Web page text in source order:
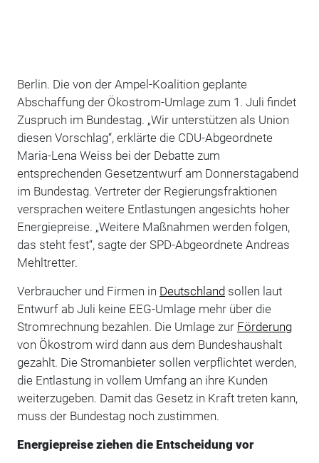
Berlin. Die von der Ampel-Koalition geplante
Abschaffung der Ökostrom-Umlage zum 1. Juli findet
Zuspruch im Bundestag. „Wir unterstützen als Union
diesen Vorschlag“, erklärte die CDU-Abgeordnete
Maria-Lena Weiss bei der Debatte zum
entsprechenden Gesetzentwurf am Donnerstagabend
im Bundestag. Vertreter der Regierungsfraktionen
versprachen weitere Entlastungen angesichts hoher
Energiepreise. „Weitere Maßnahmen werden folgen,
das steht fest“, sagte der SPD-Abgeordnete Andreas
Mehltretter.
Verbraucher und Firmen in Deutschlandsollen laut
Entwurf ab Juli keine EEG-Umlage mehr über die
Stromrechnung bezahlen. Die Umlage zur Förderung
von Ökostrom wird dann aus dem Bundeshaushalt
gezahlt. Die Stromanbieter sollen verpflichtet werden,
die Entlastung in vollem Umfang an ihre Kunden
weiterzugeben. Damit das Gesetz in Kraft treten kann,
muss der Bundestag noch zustimmen.
Energiepreise ziehen die Entscheidung vor